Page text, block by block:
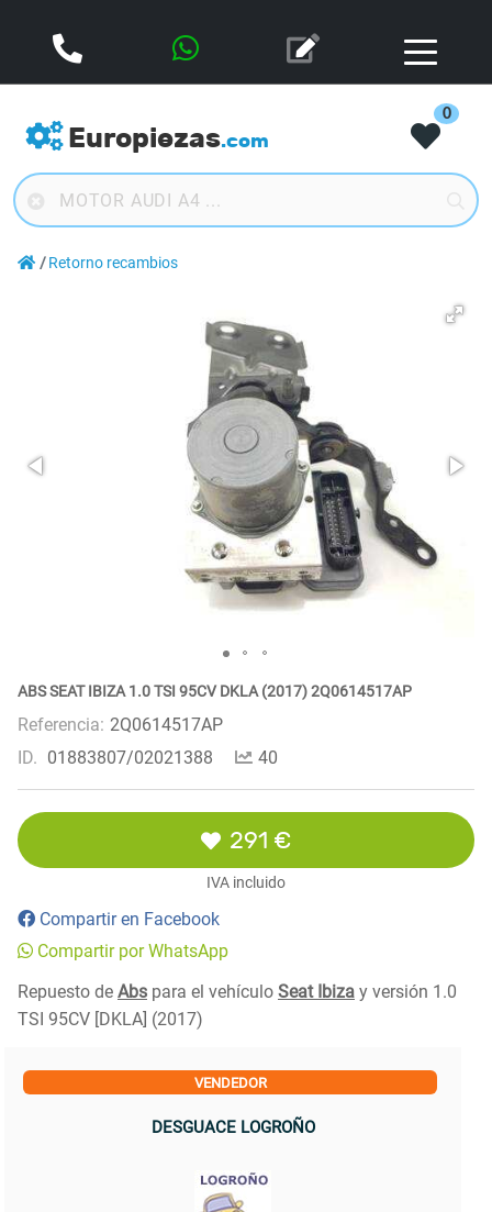
Europiezas.com
0
Retorno recambios
ABS SEAT IBIZA 1.0 TSI 95CV DKLA (2017) 2Q0614517AP
Referencia: 2Q0614517AP
ID. 01883807/02021388 40
291 €
IVA incluido
Compartir en Facebook
Compartir por WhatsApp
Repuesto de Abs para el vehículo Seat Ibiza y versión 1.0
TSI 95CV [DKLA] (2017)
VENDEDOR
DESGUACE LOGROÑO